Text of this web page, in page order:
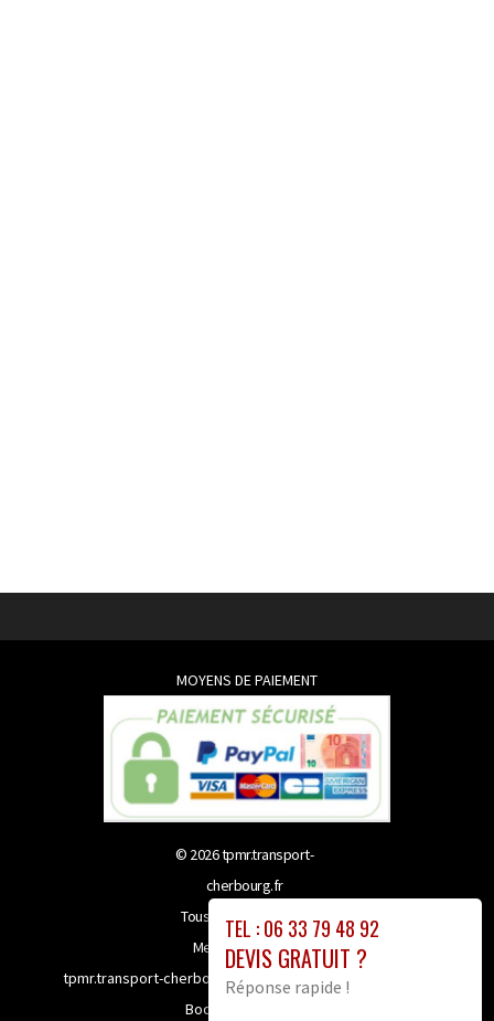
TEL : 06 33 79 48 92
DEVIS GRATUIT ?
Réponse rapide !
MOYENS DE PAIEMENT
© 2026tpmr.transport-
cherbourg.fr
Tous droits réservés
Mentions légales
tpmr.transport-cherbourg.fr bénéficie de la technologie
Booster-site proxy